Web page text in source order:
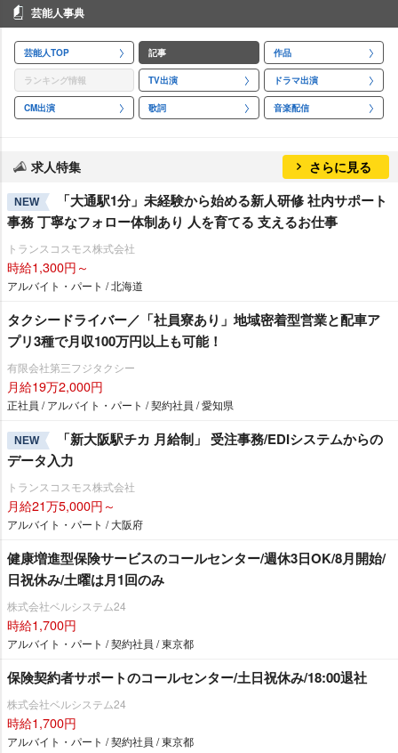
芸能人事典
芸能人TOP 記事 作品
ランキング情報 TV出演 ドラマ出演
CM出演 歌詞 音楽配信
求人特集 さらに見る
NEW
「大通駅1分」未経験から始める新人研修 社内サポート
事務 丁寧なフォロー体制あり 人を育てる 支えるお仕事
トランスコスモス株式会社
時給1,300円～
アルバイト・パート / 北海道
タクシードライバー／「社員寮あり」地域密着型営業と配車ア
プリ3種で月収100万円以上も可能！
有限会社第三フジタクシー
月給19万2,000円
正社員 / アルバイト・パート / 契約社員 / 愛知県
NEW
「新大阪駅チカ 月給制」 受注事務/EDIシステムからの
データ入力
トランスコスモス株式会社
月給21万5,000円～
アルバイト・パート / 大阪府
健康増進型保険サービスのコールセンター/週休3日OK/8月開始/
日祝休み/土曜は月1回のみ
株式会社ベルシステム24
時給1,700円
アルバイト・パート / 契約社員 / 東京都
保険契約者サポートのコールセンター/土日祝休み/18:00退社
株式会社ベルシステム24
時給1,700円
アルバイト・パート / 契約社員 / 東京都